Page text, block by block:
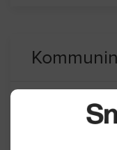
Uppvidinge